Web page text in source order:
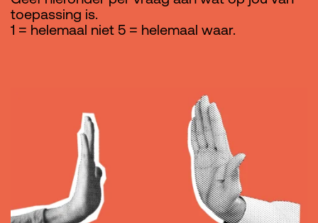
toepassing is.
1 = helemaal niet 5 = helemaal waar.